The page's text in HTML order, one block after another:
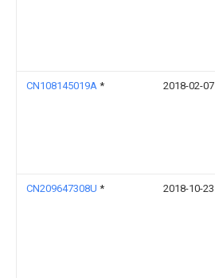
CN108145019A * 2018-02-07
CN209647308U * 2018-10-23